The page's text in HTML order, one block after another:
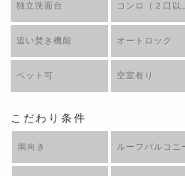
独立洗面台 コンロ（２口以
追い焚き機能 オートロック
ペット可 空室有り
こだわり条件
南向き ルーフバルコニ